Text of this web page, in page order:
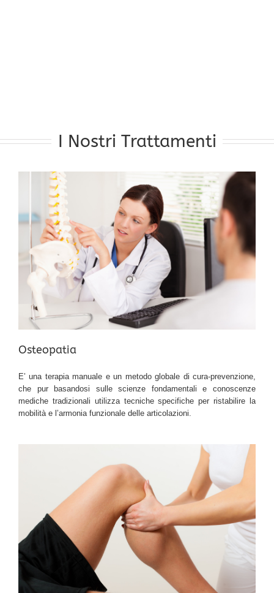
I Nostri Trattamenti
Osteopatia
E’ una terapia manuale e un metodo globale di cura-prevenzione,
che pur basandosi sulle scienze fondamentali e conoscenze
mediche tradizionali utilizza tecniche specifiche per ristabilire la
mobilità e l’armonia funzionale delle articolazioni.